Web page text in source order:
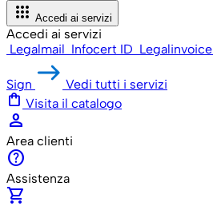
apps Accedi ai servizi
Accedi ai servizi
Legalmail Infocert ID Legalinvoice
Sign Vedi tutti i servizi
shopping_bag Visita il catalogo
person
Area clienti
help
Assistenza
shopping_cart